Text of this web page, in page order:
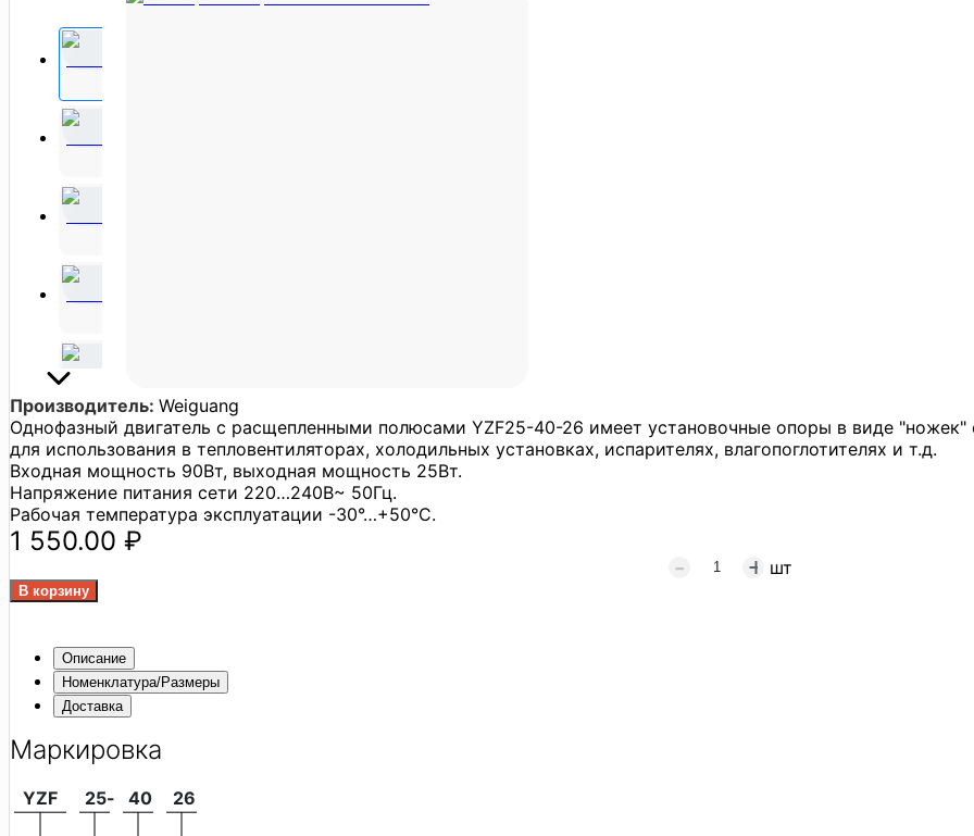
Производитель: Weiguang
Однофазный двигатель с расщепленными полюсами YZF25-40-26 имеет установочные опоры в виде
для использования в тепловентиляторах, холодильных установках, испарителях, влагопоглотителях и т.д.
Входная мощность 90Вт, выходная мощность 25Вт.
Напряжение питания сети 220…240В~ 50Гц.
Рабочая температура эксплуатации -30°…+50°C.
1 550.00 ₽
шт
Описание
Номенклатура/Размеры
Доставка
Маркировка
YZF 25- 40 26